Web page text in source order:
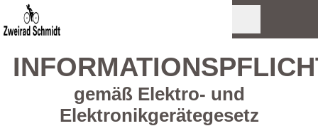
gemäß Elektro- und
Elektronikgerätegesetz